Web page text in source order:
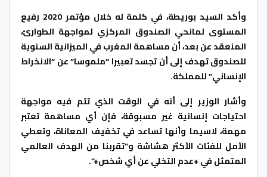
وأكد السيد بوريطة، في كلمة له خلال مؤتمر 2020 رفيع
المستوى لمانحي الصندوق المركزي لمواجهة الطوارئ،
المنعقد عن بعد، أن مساهمة المغرب في الميزانية السنوية
للصندوق تهدف إلى أن تجسد تعبيرا “ملموسا” عن “الانخراط
الإنساني” للمملكة.
وأشار الوزير إلى أنه في الوقت الذي تتم فيه مواجهة
احتياجات إنسانية غير مسبوقة، فإن أي مساهمة تعتبر
مهمة، لاسيما وأنها تساعد في تخفيف المعاناة، وتعطي
الأمل للفئات الأكثر هشاشة و”تقربنا من الهدف العالمي
المتمثل في +عدم التخلي عن أي شخص+”.